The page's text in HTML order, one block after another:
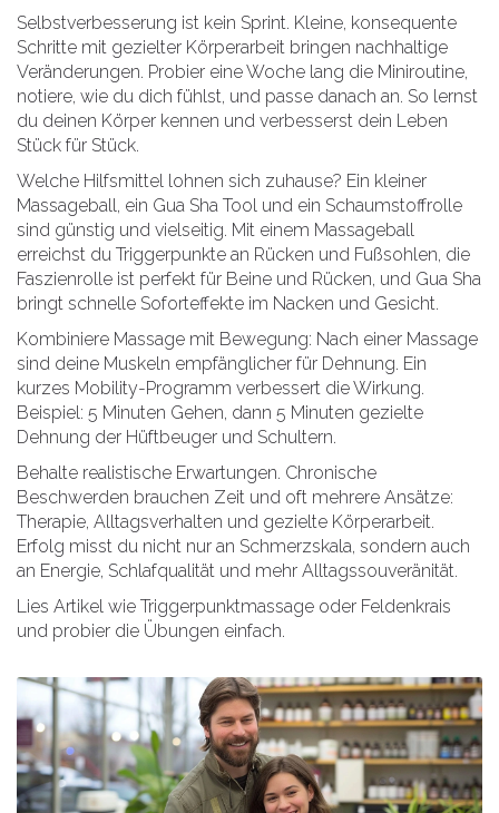
Selbstverbesserung ist kein Sprint. Kleine, konsequente
Schritte mit gezielter Körperarbeit bringen nachhaltige
Veränderungen. Probier eine Woche lang die Miniroutine,
notiere, wie du dich fühlst, und passe danach an. So lernst
du deinen Körper kennen und verbesserst dein Leben
Stück für Stück.
Welche Hilfsmittel lohnen sich zuhause? Ein kleiner
Massageball, ein Gua Sha Tool und ein Schaumstoffrolle
sind günstig und vielseitig. Mit einem Massageball
erreichst du Triggerpunkte an Rücken und Fußsohlen, die
Faszienrolle ist perfekt für Beine und Rücken, und Gua Sha
bringt schnelle Soforteffekte im Nacken und Gesicht.
Kombiniere Massage mit Bewegung: Nach einer Massage
sind deine Muskeln empfänglicher für Dehnung. Ein
kurzes Mobility-Programm verbessert die Wirkung.
Beispiel: 5 Minuten Gehen, dann 5 Minuten gezielte
Dehnung der Hüftbeuger und Schultern.
Behalte realistische Erwartungen. Chronische
Beschwerden brauchen Zeit und oft mehrere Ansätze:
Therapie, Alltagsverhalten und gezielte Körperarbeit.
Erfolg misst du nicht nur an Schmerzskala, sondern auch
an Energie, Schlafqualität und mehr Alltagssouveränität.
Lies Artikel wie Triggerpunktmassage oder Feldenkrais
und probier die Übungen einfach.